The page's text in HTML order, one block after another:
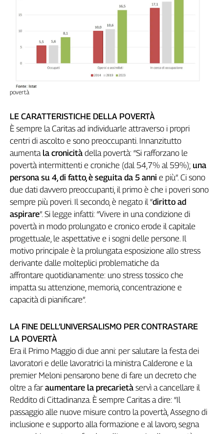
Contatti
redazione
Social
povertà
LE CARATTERISTICHE DELLA POVERTÀ
È sempre la Caritas ad individuarle attraverso i propri
centri di ascolto e sono preoccupanti. Innanzitutto
aumenta la cronicità della povertà: “Si rafforzano le
povertà intermittenti e croniche (dal 54,7% al 59%); una
persona su 4, di fatto, è seguita da 5 anni e più”. Ci sono
due dati davvero preoccupanti, il primo è che i poveri sono
sempre più poveri. Il secondo, è negato il “diritto ad
aspirare”. Si legge infatti: “Vivere in una condizione di
povertà in modo prolungato e cronico erode il capitale
progettuale, le aspettative e i sogni delle persone. Il
motivo principale è la prolungata esposizione allo stress
derivante dalle molteplici problematiche da
affrontare quotidianamente: uno stress tossico che
impatta su attenzione, memoria, concentrazione e
capacità di pianificare”.
LA FINE DELL’UNIVERSALISMO PER CONTRASTARE
LA POVERTÀ
Era il Primo Maggio di due anni: per salutare la festa dei
lavoratori e delle lavoratrici la ministra Calderone e la
premier Meloni pensarono bene di fare un decreto che
oltre a faraumentare la precarietà servì a cancellare il
Reddito di Cittadinanza. È sempre Caritas a dire: “Il
passaggio alle nuove misure contro la povertà, Assegno di
inclusione e supporto alla formazione e al lavoro, segna